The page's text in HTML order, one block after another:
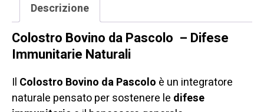
Difese
Immunitarie
e
quantità
Descrizione
Colostro Bovino da Pascolo – Difese
Immunitarie Naturali
Il Colostro Bovino da Pascolo è un integratore
naturale pensato per sostenere le difese